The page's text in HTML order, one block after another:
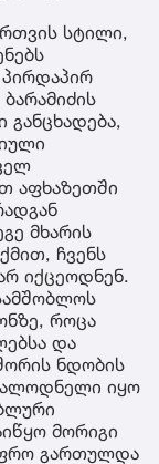
სტილი,
პირდაპირ
აფხაზეთში
მხარის
ჩვენს
იქცეოდნენ.
როცა
და
ნდობის
იყო
მორიგი
გართულდა